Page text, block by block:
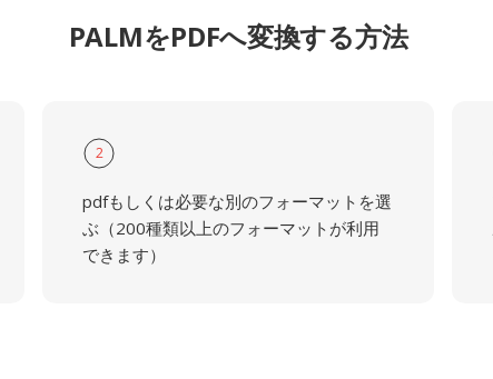
PALMをPDFへ変換する方法
2
pdfもしくは必要な別のフォーマットを選
ぶ（200種類以上のフォーマットが利用
できます）